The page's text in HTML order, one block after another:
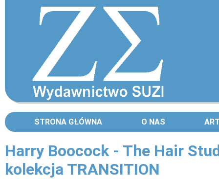
STRONA GŁÓWNA O NAS
Harry Boocock - The Hair
kolekcja TRANSITION